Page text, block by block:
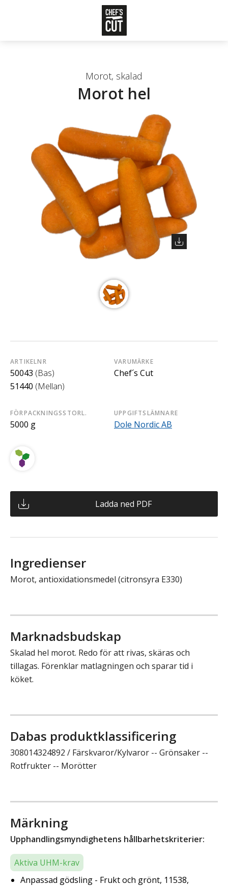
Morot, skalad
Morot hel
ARTIKELNR
50043 (Bas)
51440 (Mellan)
VARUMÄRKE
Chef´s Cut
FÖRPACKNINGSSTORL.
5000 g
UPPGIFTSLÄMNARE
Dole Nordic AB
Ladda ned PDF
Ingredienser
Morot, antioxidationsmedel (citronsyra E330)
Marknadsbudskap
Skalad hel morot. Redo för att rivas, skäras och
tillagas. Förenklar matlagningen och sparar tid i
köket.
Dabas produktklassificering
308014324892 / Färskvaror/Kylvaror -- Grönsaker --
Rotfrukter -- Morötter
Märkning
Upphandlingsmyndighetens hållbarhetskriterier:
Aktiva UHM-krav
Anpassad gödsling - Frukt och grönt, 11538,